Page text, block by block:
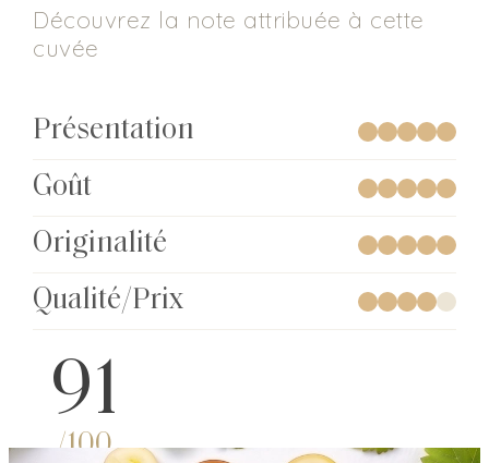
Découvrez la note attribuée à cette
cuvée
Présentation
Goût
Originalité
Qualité/Prix
91
/100